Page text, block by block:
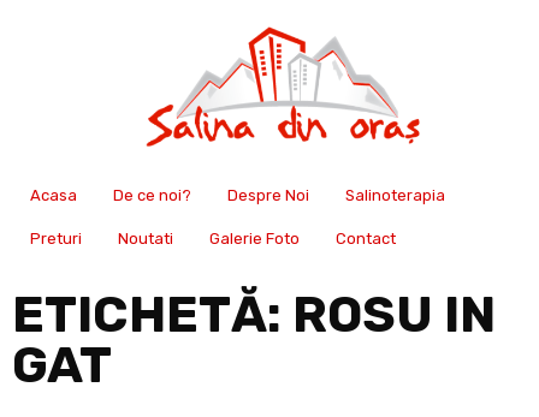
Acasa De ce noi? Despre Noi Salinoterapia
Preturi Noutati Galerie Foto Contact
ETICHETĂ: ROSU IN
GAT